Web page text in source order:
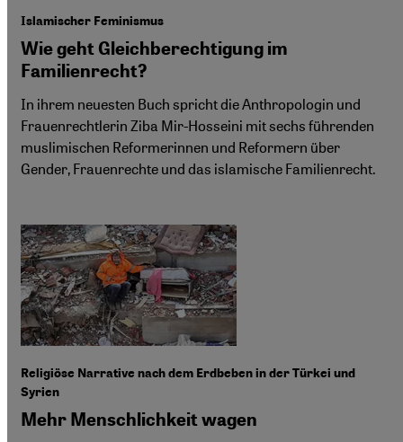
Islamischer Feminismus
Wie geht Gleichberechtigung im
Familienrecht?
In ihrem neuesten Buch spricht die Anthropologin und
Frauenrechtlerin Ziba Mir-Hosseini mit sechs führenden
muslimischen Reformerinnen und Reformern über
Gender, Frauenrechte und das islamische Familienrecht.
Religiöse Narrative nach dem Erdbeben in der Türkei und
Syrien
Mehr Menschlichkeit wagen